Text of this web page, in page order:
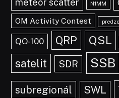
meteor scatter N1MM
OM Activity Contest
QO-100 QRP QSL
satelit SDR SSB
subregionál SWL